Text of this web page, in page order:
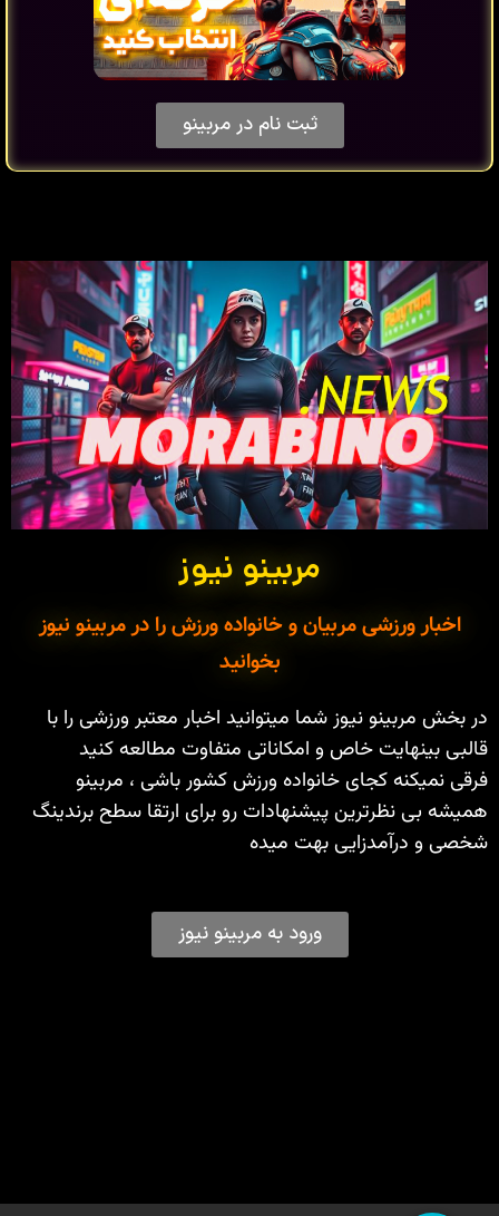
ثبت نام در مربینو
مربینو نیوز
اخبار ورزشی مربیان و خانواده ورزش را در مربینو نیوز
بخوانید
در بخش مربینو نیوز شما میتوانید اخبار معتبر ورزشی را با
قالبی بینهایت خاص و امکاناتی متفاوت مطالعه کنید
فرقی نمیکنه کجای خانواده ورزش کشور باشی ، مربینو
همیشه بی نظرترین پیشنهادات رو برای ارتقا سطح برندینگ
شخصی و درآمدزایی بهت میده
ورود به مربینو نیوز